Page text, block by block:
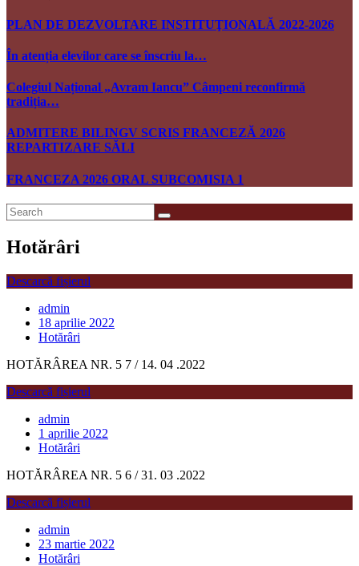
PLAN DE DEZVOLTARE INSTITUŢIONALĂ 2022-2026
În atenția elevilor care se înscriu la…
Colegiul Național „Avram Iancu” Câmpeni reconfirmă
tradiția…
ADMITERE BILINGV SCRIS FRANCEZĂ 2026
REPARTIZARE SĂLI
FRANCEZA 2026 ORAL SUBCOMISIA 1
Hotărâri
Descarcă fișierul
admin
18 aprilie 2022
Hotărâri
HOTĂRÂREA NR. 5 7 / 14. 04 .2022
Descarcă fișierul
admin
1 aprilie 2022
Hotărâri
HOTĂRÂREA NR. 5 6 / 31. 03 .2022
Descarcă fișierul
admin
23 martie 2022
Hotărâri